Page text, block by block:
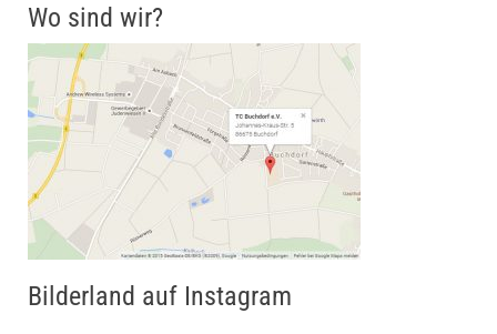
Wo sind wir?
Bilderland auf Instagram